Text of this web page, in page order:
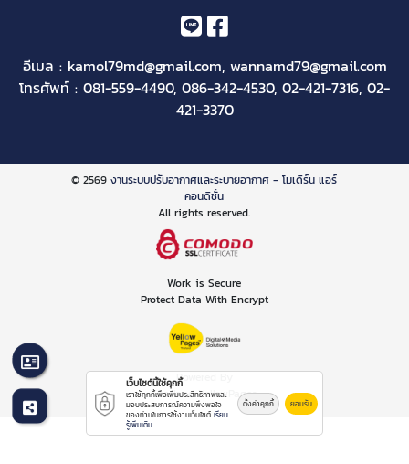
อีเมล : kamol79md@gmail.com, wannamd79@gmail.com
โทรศัพท์ : 081-559-4490, 086-342-4530, 02-421-7316, 02-
421-3370
© 2569งานระบบปรับอากาศและระบายอากาศ - โมเดิร์น แอร์
คอนดิชั่น
All rights reserved.
Work is Secure
Protect Data With Encrypt
Powered By
Thailand YellowPages
เว็บไซต์นี้ใช้คุกกี้
เราใช้คุกกี้เพื่อเพิ่มประสิทธิภาพและ
มอบประสบการณ์ความพึงพอใจ
ของท่านในการใช้งานเว็บไซต์ เรียน
รู้เพิ่มเติม
ตั้งค่าคุกกี้ ยอมรับ